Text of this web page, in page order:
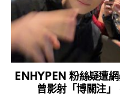
ENHYPEN 粉絲疑遭
曾影射「博關注」